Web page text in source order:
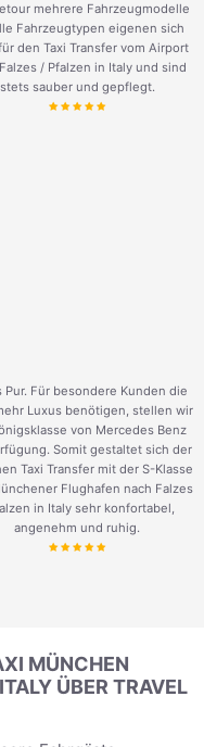
mehrere Fahrzeugmodelle
Fahrzeugtypen eigenen sich
den Taxi Transfer vom Airport
/ Pfalzen in Italy und sind
stets sauber und gepflegt.
Pur. Für besondere Kunden die
Luxus benötigen, stellen wir
von Mercedes Benz
Somit gestaltet sich der
Taxi Transfer mit der S-Klasse
Flughafen nach Falzes
in Italy sehr konfortabel,
angenehm und ruhig.
MÜNCHEN
ÜBER TRAVEL